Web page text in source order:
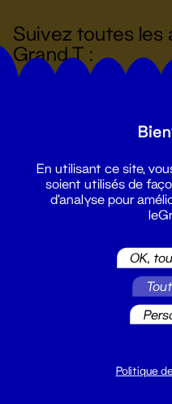
Suivez toutes les
Grand T :
billetterie@leGrandT.fr
En utilisant ce site,
soient utilisés de
d'analyse pour
OK,
Politique